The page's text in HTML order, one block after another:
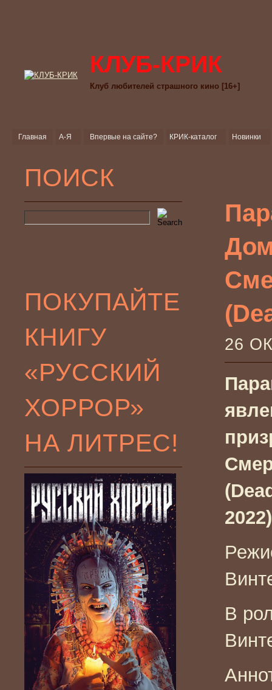
КЛУБ-КРИК
Клуб любителей страшного кино [16+]
Главная А-Я Впервые на сайте? КРИК-каталог Новинки
ПОИСК
ПОКУПАЙТЕ
КНИГУ
«РУССКИЙ
ХОРРОР»
НА ЛИТРЕС!
26
2022)
В